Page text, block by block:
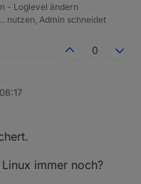
- Loglevel ändern
nutzen, Admin schneidet
0
immer noch?